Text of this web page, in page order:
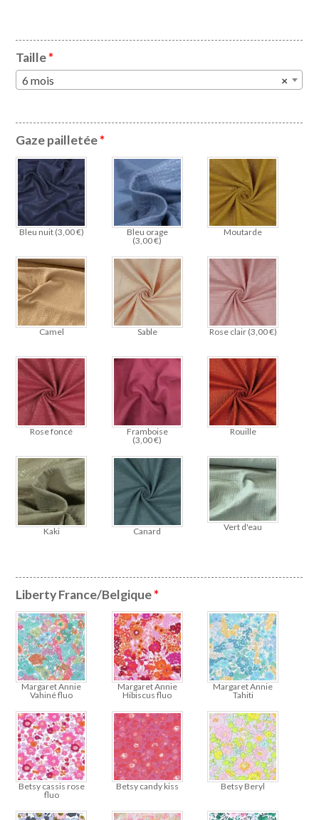
Taille*
×
6 mois
Gaze pailletée*
Bleu nuit (3,00€)
Bleu orage
(3,00€)
Moutarde
Camel Sable Rose clair (3,00€)
Rose foncé
Framboise
(3,00€)
Rouille
Kaki Canard Vert d'eau
Liberty France/Belgique*
Margaret Annie
Vahiné fluo
Margaret Annie
Hibiscus fluo
Margaret Annie
Tahiti
Betsy cassis rose
fluo
Betsy candy kiss Betsy Beryl